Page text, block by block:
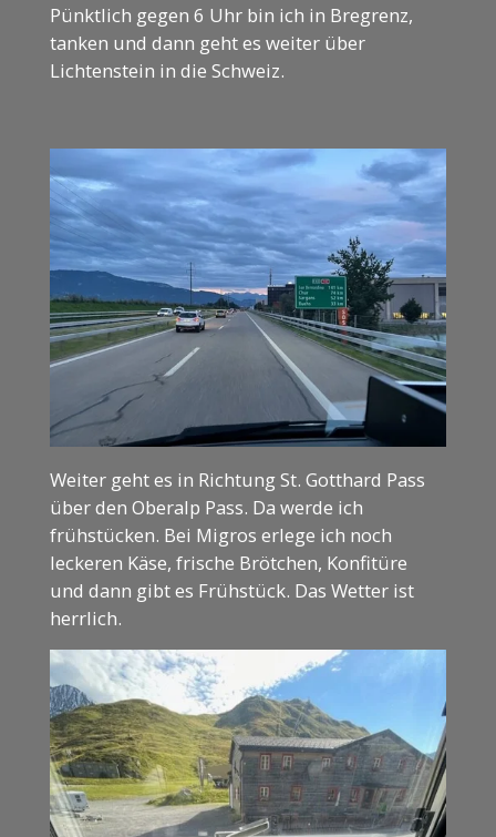
Pünktlich gegen 6 Uhr bin ich in Bregrenz,
tanken und dann geht es weiter über
Lichtenstein in die Schweiz.
Weiter geht es in Richtung St. Gotthard Pass
über den Oberalp Pass. Da werde ich
frühstücken. Bei Migros erlege ich noch
leckeren Käse, frische Brötchen, Konfitüre
und dann gibt es Frühstück. Das Wetter ist
herrlich.